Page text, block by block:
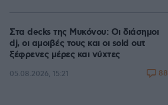
Στα decks της Μυκόνου: Οι διάσημοι
dj, οι αμοιβές τους και οι sold out
ξέφρενες μέρες και νύχτες
05.08.2026, 15:21 88